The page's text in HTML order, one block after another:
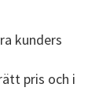
kunders
pris och i